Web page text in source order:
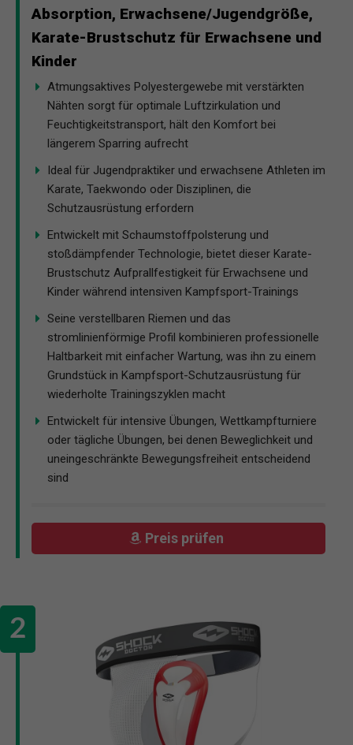
Absorption, Erwachsene/Jugendgröße,
Karate-Brustschutz für Erwachsene und
Kinder
Atmungsaktives Polyestergewebe mit verstärkten
Nähten sorgt für optimale Luftzirkulation und
Feuchtigkeitstransport, hält den Komfort bei
längerem Sparring aufrecht
Ideal für Jugendpraktiker und erwachsene Athleten im
Karate, Taekwondo oder Disziplinen, die
Schutzausrüstung erfordern
Entwickelt mit Schaumstoffpolsterung und
stoßdämpfender Technologie, bietet dieser Karate-
Brustschutz Aufprallfestigkeit für Erwachsene und
Kinder während intensiven Kampfsport-Trainings
Seine verstellbaren Riemen und das
stromlinienförmige Profil kombinieren professionelle
Haltbarkeit mit einfacher Wartung, was ihn zu einem
Grundstück in Kampfsport-Schutzausrüstung für
wiederholte Trainingszyklen macht
Entwickelt für intensive Übungen, Wettkampfturniere
oder tägliche Übungen, bei denen Beweglichkeit und
uneingeschränkte Bewegungsfreiheit entscheidend
sind
Preis prüfen